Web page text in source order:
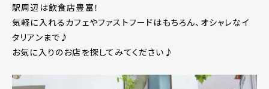
駅周辺は飲食店豊富！
気軽に入れるカフェやファストフードはもちろん、オシャレなイ
タリアンまで♪
お気に入りのお店を探してみてください♪